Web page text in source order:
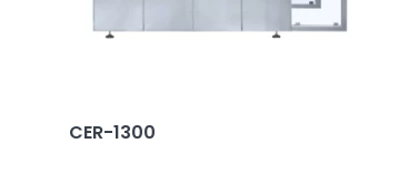
CER-1300